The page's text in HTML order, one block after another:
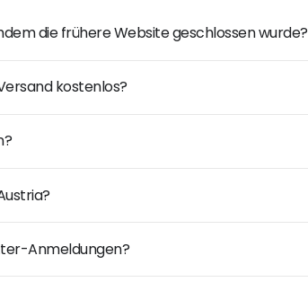
die frühere Website geschlossen wurde?
kostenlos?
Anmeldungen?